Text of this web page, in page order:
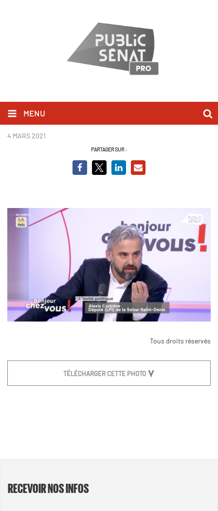
MENU
Alexis Corbière_BCV.png
4 MARS 2021
PARTAGER SUR :
Tous droits réservés
TÉLÉCHARGER CETTE PHOTO
RECEVOIR NOS INFOS